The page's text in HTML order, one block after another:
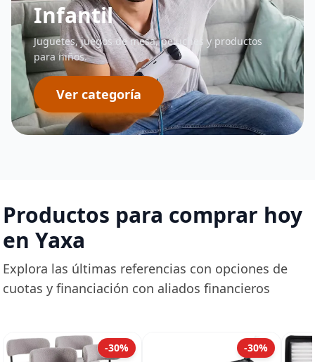
Infantil
Juguetes, juegos de mesa, peluches y productos
para niños.
Ver categoría
Productos para comprar hoy
en Yaxa
Explora las últimas referencias con opciones de
cuotas y financiación con aliados financieros
-30% -30%